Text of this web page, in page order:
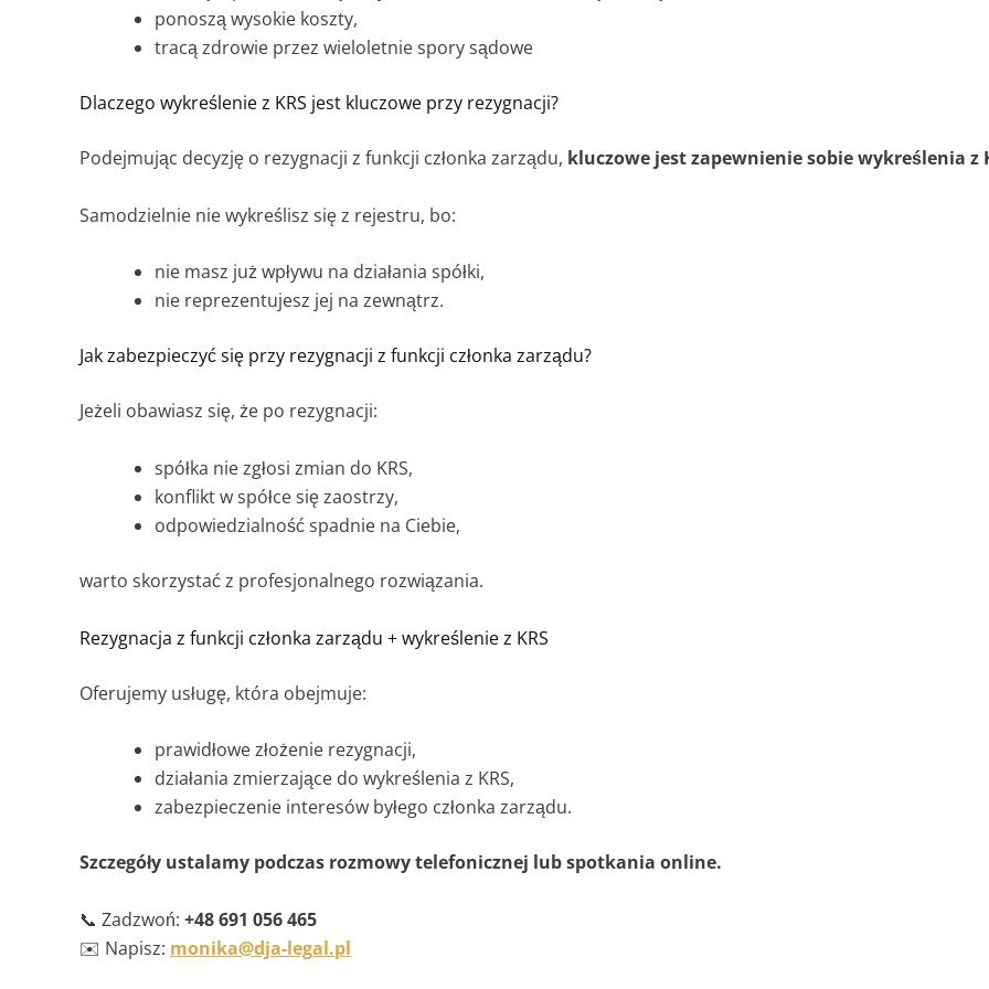
ponoszą wysokie koszty,
tracą zdrowie przez wieloletnie spory sądowe
Dlaczego wykreślenie z KRS jest kluczowe przy rezygnacji?
Podejmując decyzję o rezygnacji z funkcji członka zarządu, kluczowe jest zapewnienie sobie wykreślenia z
Samodzielnie nie wykreślisz się z rejestru, bo:
nie masz już wpływu na działania spółki,
nie reprezentujesz jej na zewnątrz.
Jak zabezpieczyć się przy rezygnacji z funkcji członka zarządu?
Jeżeli obawiasz się, że po rezygnacji:
spółka nie zgłosi zmian do KRS,
konflikt w spółce się zaostrzy,
odpowiedzialność spadnie na Ciebie,
warto skorzystać z profesjonalnego rozwiązania.
Rezygnacja z funkcji członka zarządu + wykreślenie z KRS
Oferujemy usługę, która obejmuje:
prawidłowe złożenie rezygnacji,
działania zmierzające do wykreślenia z KRS,
zabezpieczenie interesów byłego członka zarządu.
Szczegóły ustalamy podczas rozmowy telefonicznej lub spotkania online.
📞 Zadzwoń: +48 691 056 465
✉️ Napisz: monika@dja-legal.pl